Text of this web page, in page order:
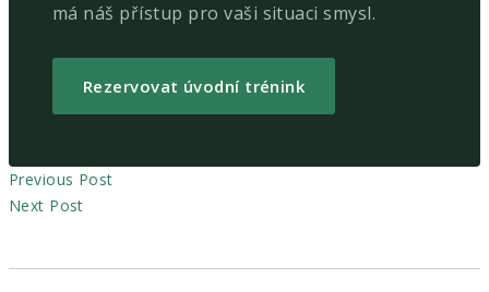
má náš přístup pro vaši situaci smysl.
Rezervovat úvodní trénink
Previous Post
Next Post